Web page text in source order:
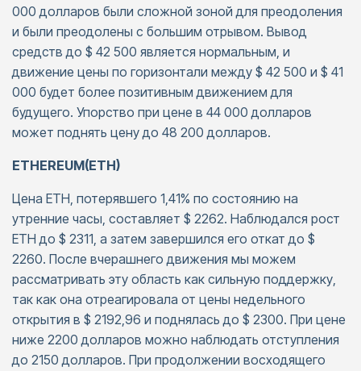
000 долларов были сложной зоной для преодоления
и были преодолены с большим отрывом. Вывод
средств до $ 42 500 является нормальным, и
движение цены по горизонтали между $ 42 500 и $ 41
000 будет более позитивным движением для
будущего. Упорство при цене в 44 000 долларов
может поднять цену до 48 200 долларов.
ETHEREUM(ETH)
Цена ETH, потерявшего 1,41% по состоянию на
утренние часы, составляет $ 2262. Наблюдался рост
ETH до $ 2311, а затем завершился его откат до $
2260. После вчерашнего движения мы можем
рассматривать эту область как сильную поддержку,
так как она отреагировала от цены недельного
открытия в $ 2192,96 и поднялась до $ 2300. При цене
ниже 2200 долларов можно наблюдать отступления
до 2150 долларов. При продолжении восходящего